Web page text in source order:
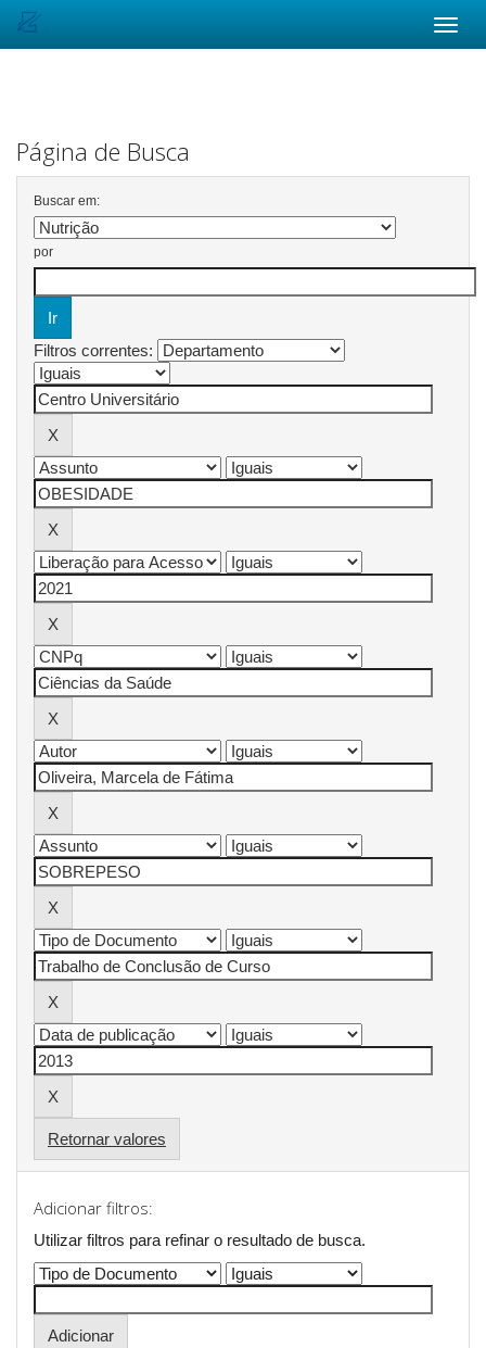
Página de Busca
Buscar em:
por
Filtros correntes:
Retornar valores
Adicionar filtros:
Utilizar filtros para refinar o resultado de busca.